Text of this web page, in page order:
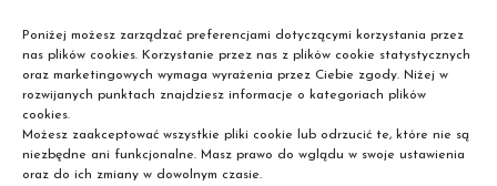
Poniżej możesz zarządzać preferencjami dotyczącymi korzystania przez
nas plików cookies. Korzystanie przez nas z plików cookie statystycznych
oraz marketingowych wymaga wyrażenia przez Ciebie zgody. Niżej w
rozwijanych punktach znajdziesz informacje o kategoriach plików
cookies.
Możesz zaakceptować wszystkie pliki cookie lub odrzucić te, które nie są
niezbędne ani funkcjonalne. Masz prawo do wglądu w swoje ustawienia
oraz do ich zmiany w dowolnym czasie.
Gdzie jesteśmy?